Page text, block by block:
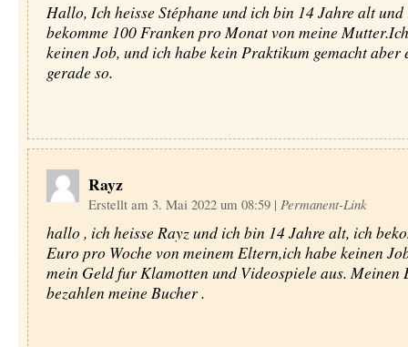
Hallo, Ich heisse Stéphane und ich bin 14 Jahre alt und
bekomme 100 Franken pro Monat von meine
keinen Job, und ich habe kein Praktikum gemacht aber
gerade so.
Rayz
Erstellt am 3. Mai 2022 um 08:59 | Permanent-Link
hallo , ich heisse Rayz und ich bin 14 Jahre alt, ich
Euro pro Woche von meinem Eltern,ich habe keinen
mein Geld fur Klamotten und Videospiele aus. Meinen
bezahlen meine Bucher .